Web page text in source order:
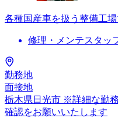
各種国産車を扱う整備工
修理・メンテスタッ
勤務地
面接地
栃木県日光市 ※詳細な勤
確認をお願いいたします